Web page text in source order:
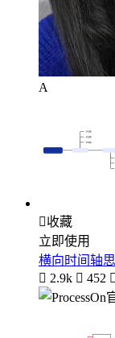
A
收藏
立即使用
横向时间轴
 2.9k  452 